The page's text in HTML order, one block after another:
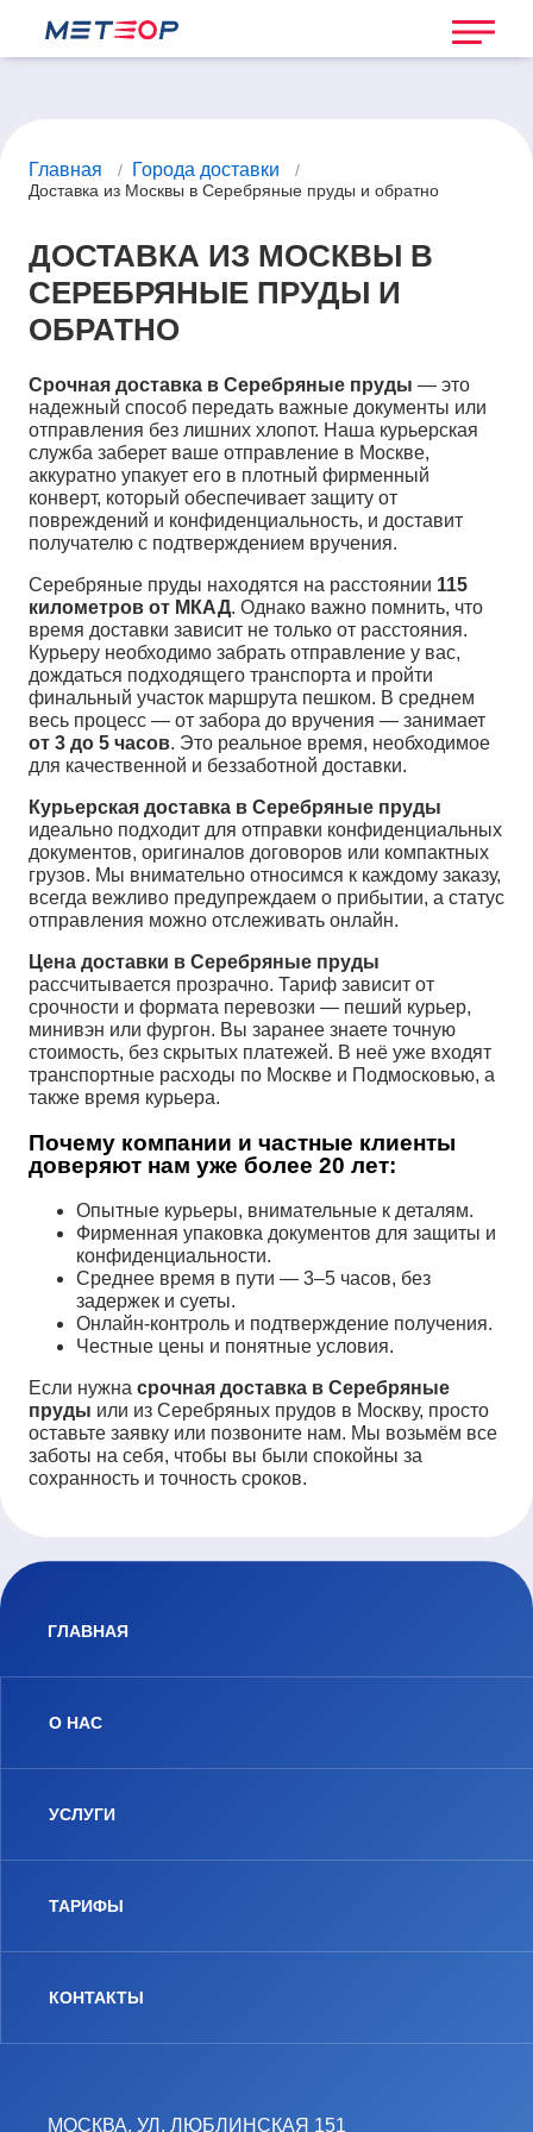
Главная / Города доставки
/
Доставка из Москвы в Серебряные пруды и обратно
ДОСТАВКА ИЗ МОСКВЫ В
СЕРЕБРЯНЫЕ ПРУДЫ И
ОБРАТНО
Срочная доставка в Серебряные пруды — это
надежный способ передать важные документы или
отправления без лишних хлопот. Наша курьерская
служба заберет ваше отправление в Москве,
аккуратно упакует его в плотный фирменный
конверт, который обеспечивает защиту от
повреждений и конфиденциальность, и доставит
получателю с подтверждением вручения.
Серебряные пруды находятся на расстоянии 115
километров от МКАД. Однако важно помнить, что
время доставки зависит не только от расстояния.
Курьеру необходимо забрать отправление у вас,
дождаться подходящего транспорта и пройти
финальный участок маршрута пешком. В среднем
весь процесс — от забора до вручения — занимает
от 3 до 5 часов. Это реальное время, необходимое
для качественной и беззаботной доставки.
Курьерская доставка в Серебряные пруды
идеально подходит для отправки конфиденциальных
документов, оригиналов договоров или компактных
грузов. Мы внимательно относимся к каждому заказу,
всегда вежливо предупреждаем о прибытии, а статус
отправления можно отслеживать онлайн.
Цена доставки в Серебряные пруды
рассчитывается прозрачно. Тариф зависит от
срочности и формата перевозки — пеший курьер,
минивэн или фургон. Вы заранее знаете точную
стоимость, без скрытых платежей. В неё уже входят
транспортные расходы по Москве и Подмосковью, а
также время курьера.
Почему компании и частные клиенты
доверяют нам уже более 20 лет:
Опытные курьеры, внимательные к деталям.
Фирменная упаковка документов для защиты и
конфиденциальности.
Среднее время в пути — 3–5 часов, без
задержек и суеты.
Онлайн-контроль и подтверждение получения.
Честные цены и понятные условия.
Если нужна срочная доставка в Серебряные
пруды или из Серебряных прудов в Москву, просто
оставьте заявку или позвоните нам. Мы возьмём все
заботы на себя, чтобы вы были спокойны за
сохранность и точность сроков.
МОСКВА, УЛ. ЛЮБЛИНСКАЯ 151
ГЛАВНАЯ
О НАС
УСЛУГИ
ТАРИФЫ
КОНТАКТЫ